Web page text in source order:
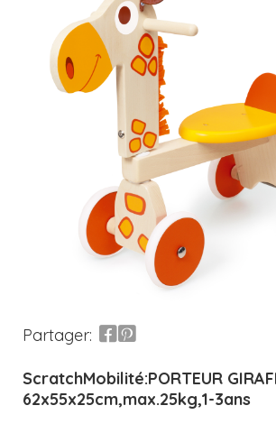
Partager:
ScratchMobilité:PORTEUR
62x55x25cm,max.25kg,1-3ans